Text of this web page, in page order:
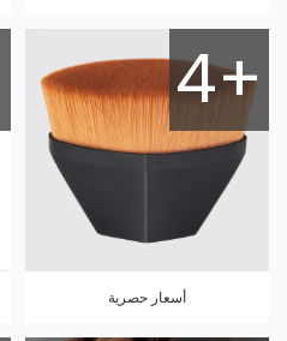
4+
أسعار حصرية